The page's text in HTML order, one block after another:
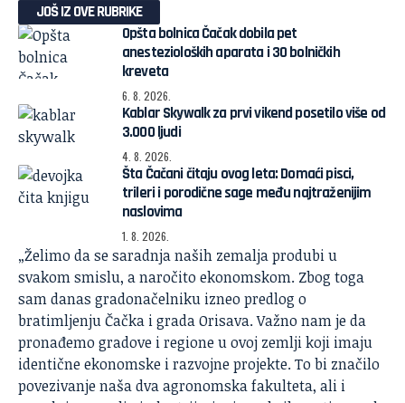
JOŠ IZ OVE RUBRIKE
Opšta bolnica Čačak dobila pet
anestezioloških aparata i 30 bolničkih
kreveta
6. 8. 2026.
Kablar Skywalk za prvi vikend posetilo više od
3.000 ljudi
4. 8. 2026.
Šta Čačani čitaju ovog leta: Domaći pisci,
trileri i porodične sage među najtraženijim
naslovima
1. 8. 2026.
„Želimo da se saradnja naših zemalja produbi u
svakom smislu, a naročito ekonomskom. Zbog toga
sam danas gradonačelniku izneo predlog o
bratimljenju Čačka i grada Orisava. Važno nam je da
pronađemo gradove i regione u ovoj zemlji koji imaju
identične ekonomske i razvojne projekte. To bi značilo
povezivanje naša dva agronomska fakulteta, ali i